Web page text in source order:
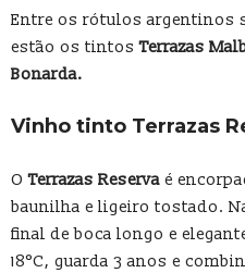
Entre os rótulos argentinos
estão os tintosTerrazas
Bonarda.
Vinho tinto Terrazas
OTerrazas Reserva é
baunilha e ligeiro tostado.
final de boca longo e
18°C, guarda 3 anos e